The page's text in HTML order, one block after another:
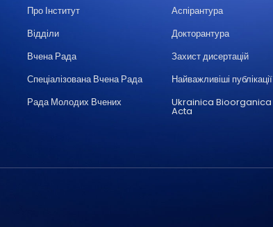
Про Інститут
Відділи
Вчена Рада
Спеціалізована Вчена Рада
Рада Молодих Вчених
Аспірантура
Докторантура
Захист дисертацій
Найважливіші публікації
Ukrainica Bioorganica
Acta